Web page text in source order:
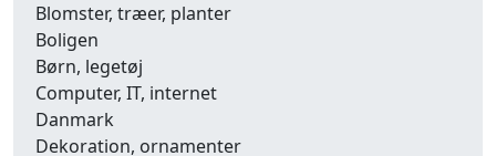
Blomster, træer, planter
Boligen
Børn, legetøj
Computer, IT, internet
Danmark
Dekoration, ornamenter